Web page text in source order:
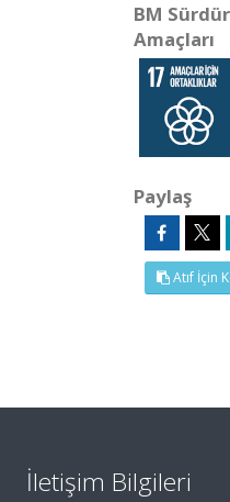
BM
Amaçları
Paylaş
Atıf İçin
İletişim Bilgileri